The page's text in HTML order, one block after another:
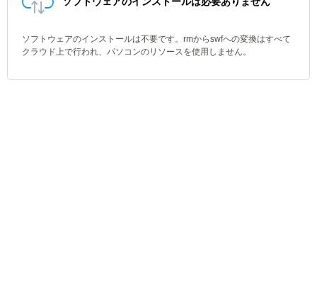
ソフトウェアのインストールは不要です。rmからswfへの変換はすべて
クラウド上で行われ、パソコンのリソースを使用しません。